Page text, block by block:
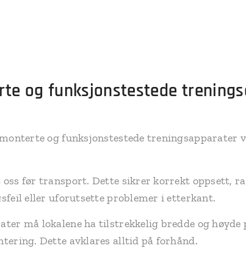
og funksjonstestede
og funksjonstestede treningsapparater
oss før transport. Dette sikrer korrekt oppsett,
eller uforutsette problemer i etterkant.
må lokalene ha tilstrekkelig bredde og høyde
Dette avklares alltid på forhånd.